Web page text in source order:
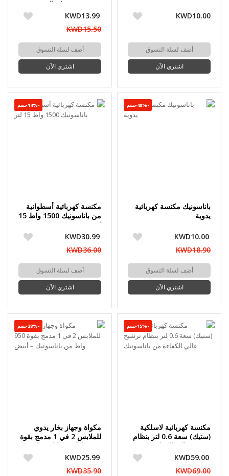
KWD10.00
أضف لسلة التسوق
اشتري الآن
KWD13.99
KWD15.50
أضف لسلة التسوق
اشتري الآن
-48%حسم
باناسونيك مكنسة كهربائية
يدوية
KWD10.00
KWD18.90
أضف لسلة التسوق
اشتري الآن
-14%حسم
مكنسة كهربائية أسطوانية
من باناسونيك 1500 واط 15
لتر
KWD30.99
KWD36.00
أضف لسلة التسوق
اشتري الآن
-15%حسم
مكنسة كهربائية لاسلكية
(ستيك) سعة 0.6 لتر بنظام
ترشيح عالي الكفاءة من
باناسونيك
KWD59.00
KWD69.00
-28%حسم
مكواة وجهاز بخار يدوي
للملابس 2 في 1 مدمج بقوة
950 واط من باناسونيك –
أبيض
KWD25.99
KWD35.90